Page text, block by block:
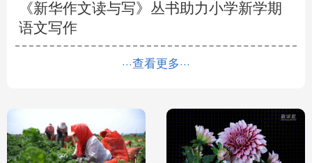
《新华作文读与写》丛书助力小学新学期
语文写作
···查看更多···